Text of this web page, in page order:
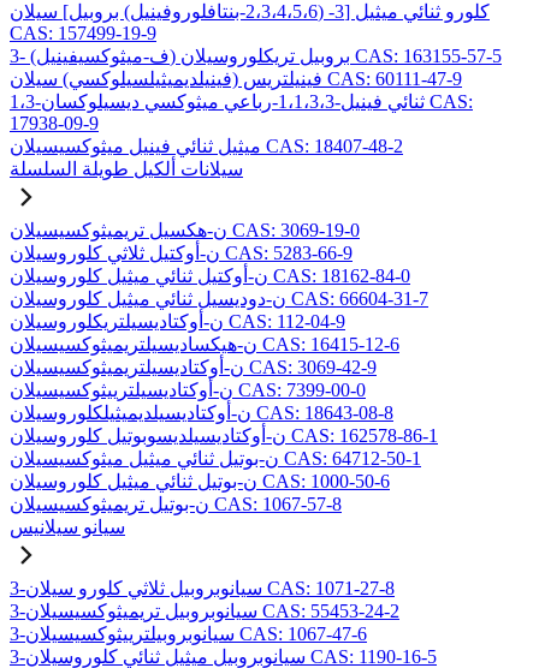
كلورو ثنائي ميثيل [3- (2،3،4،5،6-بنتافلوروفينيل) بروبيل] سيلان
CAS: 157499-19-9
3- (ف-ميثوكسيفينيل) بروبيل تريكلوروسيلان CAS: 163155-57-5
فينيلتريس (فينيلديميثيلسيلوكسي) سيلان CAS: 60111-47-9
1،3-ثنائي فينيل-1،1،3،3-رباعي ميثوكسي ديسيلوكسان CAS:
17938-09-9
ميثيل ثنائي فينيل ميثوكسيسيلان CAS: 18407-48-2
سيلانات ألكيل طويلة السلسلة
ن-هكسيل تريميثوكسيسيلان CAS: 3069-19-0
ن-أوكتيل ثلاثي كلوروسيلان CAS: 5283-66-9
ن-أوكتيل ثنائي ميثيل كلوروسيلان CAS: 18162-84-0
ن-دوديسيل ثنائي ميثيل كلوروسيلان CAS: 66604-31-7
ن-أوكتاديسيلتريكلوروسيلان CAS: 112-04-9
ن-هيكساديسيلتريميثوكسيسيلان CAS: 16415-12-6
ن-أوكتاديسيلتريميثوكسيسيلان CAS: 3069-42-9
ن-أوكتاديسيلترييثوكسيسيلان CAS: 7399-00-0
ن-أوكتاديسيلديميثيلكلوروسيلان CAS: 18643-08-8
ن-أوكتاديسيلديسوبوتيل كلوروسيلان CAS: 162578-86-1
ن-بوتيل ثنائي ميثيل ميثوكسيسيلان CAS: 64712-50-1
ن-بوتيل ثنائي ميثيل كلوروسيلان CAS: 1000-50-6
ن-بوتيل تريميثوكسيسيلان CAS: 1067-57-8
سيانو سيلانيس
3-سيانوبروبيل ثلاثي كلورو سيلان CAS: 1071-27-8
3-سيانوبروبيل تريميثوكسيسيلان CAS: 55453-24-2
3-سيانوبروبيلترييثوكسيسيلان CAS: 1067-47-6
3-سيانوبروبيل ميثيل ثنائي كلوروسيلان CAS: 1190-16-5